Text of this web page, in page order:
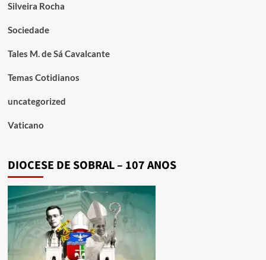
Silveira Rocha
Sociedade
Tales M. de Sá Cavalcante
Temas Cotidianos
uncategorized
Vaticano
DIOCESE DE SOBRAL – 107 ANOS